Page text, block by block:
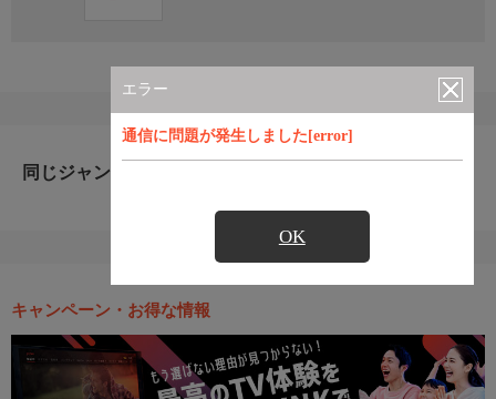
エラー
通信に問題が発生しました[error]
OK
同じジャンルのおすすめ番組
キャンペーン・お得な情報